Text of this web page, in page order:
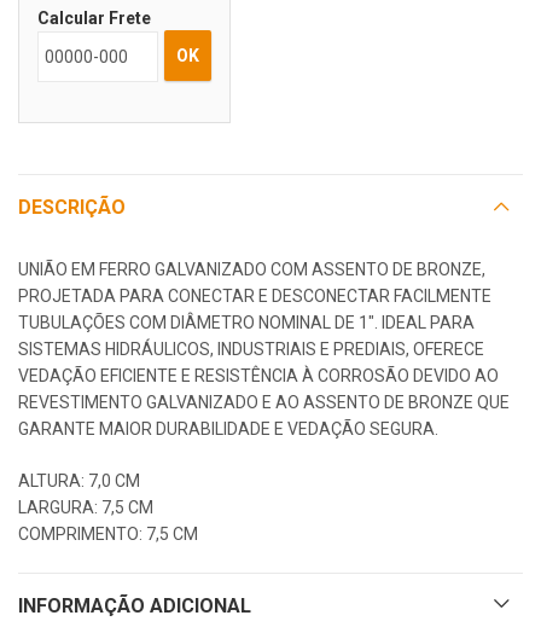
Calcular Frete
OK
DESCRIÇÃO
UNIÃO EM FERRO GALVANIZADO COM ASSENTO DE BRONZE,
PROJETADA PARA CONECTAR E DESCONECTAR FACILMENTE
TUBULAÇÕES COM DIÂMETRO NOMINAL DE 1″. IDEAL PARA
SISTEMAS HIDRÁULICOS, INDUSTRIAIS E PREDIAIS, OFERECE
VEDAÇÃO EFICIENTE E RESISTÊNCIA À CORROSÃO DEVIDO AO
REVESTIMENTO GALVANIZADO E AO ASSENTO DE BRONZE QUE
GARANTE MAIOR DURABILIDADE E VEDAÇÃO SEGURA.
ALTURA: 7,0 CM
LARGURA: 7,5 CM
COMPRIMENTO: 7,5 CM
INFORMAÇÃO ADICIONAL